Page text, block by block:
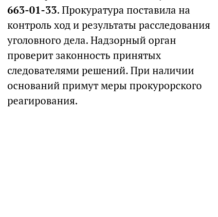
663-01-33. Прокуратура поставила на
контроль ход и результаты расследования
уголовного дела. Надзорный орган
проверит законность принятых
следователями решений. При наличии
оснований примут меры прокурорского
реагирования.